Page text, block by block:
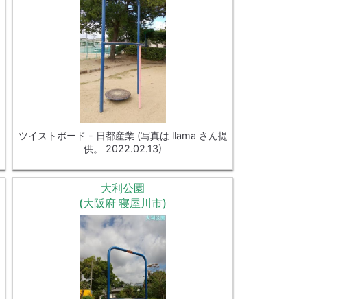
ツイストボード - 日都産業 (写真は llama さん提
供。 2022.02.13)
大利公園
(大阪府 寝屋川市)